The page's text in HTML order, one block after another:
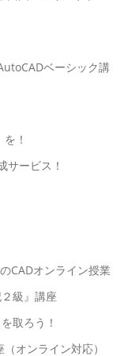
ベーシック講
！
サービス！
CADオンライン授業
級』講座
取ろう！
オンライン対応）